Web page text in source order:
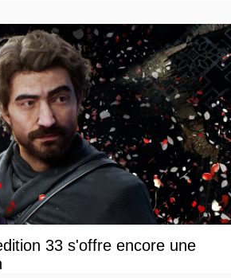
33 s'offre encore une